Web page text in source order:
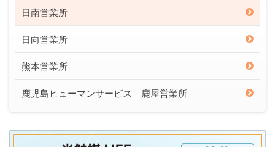
日南営業所
日向営業所
熊本営業所
鹿児島ヒューマンサービス 鹿屋営業所